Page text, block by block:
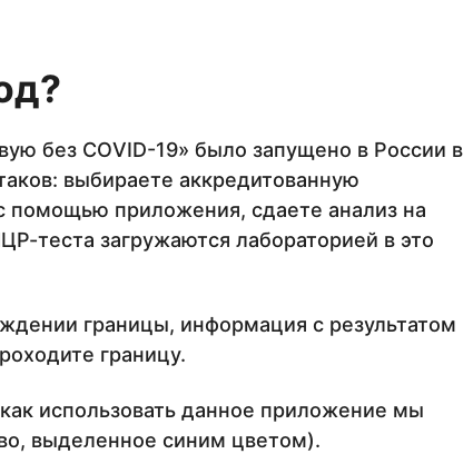
без CОVID-19» было запущено в России в
выбираете аккредитованную
помощью приложения, сдаете анализ на
теста загружаются лабораторией в это
границы, информация с результатом
границу.
использовать данное приложение мы
выделенное синим цветом).